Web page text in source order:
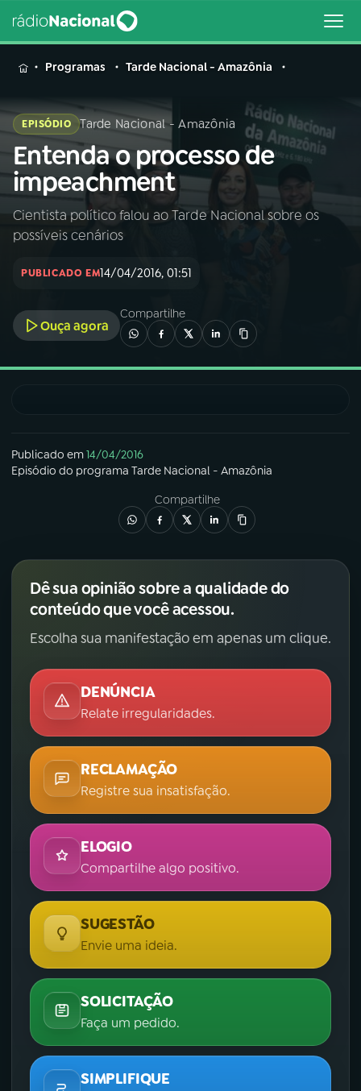
MENU
Buscar
na
Rádio
Nacional
Buscar
04PROGRAMAS
PODCASTS
06VIDEOCASTS
07ÚLTIMAS
FESTIVAL DE MÚSICA
ACOMPANHE A RÁDIO NACIONAL
Instagram X
Programas Tarde Nacional - Amazônia
EPISÓDIO Tarde Nacional - Amazônia
Entenda o processo de
impeachment
Cientista político falou ao Tarde Nacional sobre os
possíveis cenários
PUBLICADO EM14/04/2016, 01:51
Ouça agora
Compartilhe
Publicado em14/04/2016
Episódio do programa Tarde Nacional - Amazônia
Compartilhe
Dê sua opinião sobre a qualidade do
conteúdo que você acessou.
Escolha sua manifestação em apenas um clique.
DENÚNCIA
Relate irregularidades.
RECLAMAÇÃO
Registre sua insatisfação.
ELOGIO
Compartilhe algo positivo.
SUGESTÃO
Envie uma ideia.
SOLICITAÇÃO
Faça um pedido.
SIMPLIFIQUE